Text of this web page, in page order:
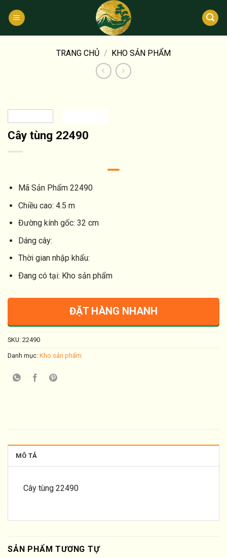
qua
TRANG CHỦ / KHO SẢN PHẨM
Cây tùng 22490
Mã Sản Phẩm 22490
Chiều cao: 4.5 m
Đường kính gốc: 32 cm
Dáng cây:
Thời gian nhập khẩu:
Ðang có tại: Kho sản phẩm
ĐẶT HÀNG NHANH
SKU: 22490
Danh mục: Kho sản phẩm
MÔ TẢ
Cây tùng 22490
SẢN PHẨM TƯƠNG TỰ